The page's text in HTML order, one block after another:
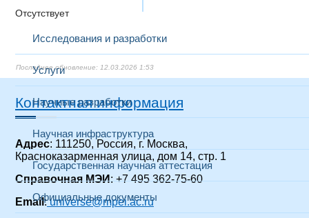
Исследования и разработки
Услуги
Научные разработки
Научная инфраструктура
Государственная научная аттестация
Официальные документы
Отсутствует
12.03.2026 1:53
Контактная информация
Адрес: 111250, Россия, г. Москва,
Красноказарменная улица, дом 14, стр. 1
Справочная МЭИ: +7 495 362-75-60
Email:universe@mpei.ac.ru